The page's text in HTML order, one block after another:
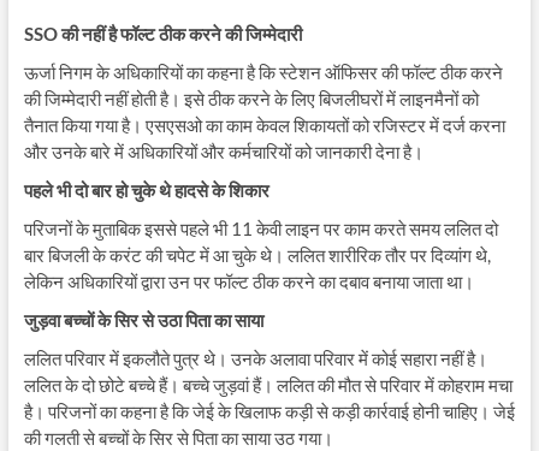
SSOकीनहींहैफॉल्टठीककरनेकीजिम्मेदारी
ऊर्जा निगम के अधिकारियों का कहना है कि स्टेशन ऑफिसर की फॉल्ट ठीक करने
की जिम्मेदारी नहीं होती है। इसे ठीक करने के लिए बिजलीघरों में लाइनमैनों को
तैनात किया गया है। एसएसओ का काम केवल शिकायतों को रजिस्टर में दर्ज करना
और उनके बारे में अधिकारियों और कर्मचारियों को जानकारी देना है।
पहलेभीदोबारहोचुकेथेहादसेकेशिकार
परिजनों के मुताबिक इससे पहले भी 11 केवी लाइन पर काम करते समय ललित दो
बार बिजली के करंट की चपेट में आ चुके थे। ललित शारीरिक तौर पर दिव्यांग थे,
लेकिन अधिकारियों द्वारा उन पर फॉल्ट ठीक करने का दबाव बनाया जाता था।
जुड़वाबच्चोंकेसिरसेउठापिताकासाया
ललित परिवार में इकलौते पुत्र थे। उनके अलावा परिवार में कोई सहारा नहीं है।
ललित के दो छोटे बच्चे हैं। बच्चे जुड़वां हैं। ललित की मौत से परिवार में कोहराम मचा
है। परिजनों का कहना है कि जेई के खिलाफ कड़ी से कड़ी कार्रवाई होनी चाहिए। जेई
की गलती से बच्चों के सिर से पिता का साया उठ गया।